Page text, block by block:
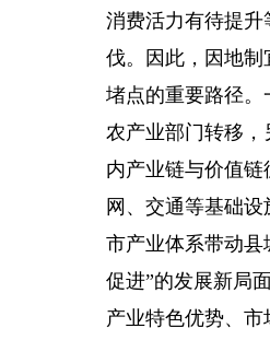
消费活力有待提
伐。因此，因地
堵点的重要路径
农产业部门转移
内产业链与价值
网、交通等基础
市产业体系带动
促进”的发展新局
产业特色优势、市